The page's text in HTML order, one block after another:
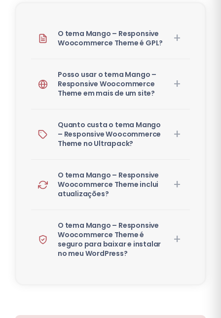
O tema Mango – Responsive
Woocommerce Theme é GPL?
Posso usar o tema Mango –
Responsive Woocommerce
Theme em mais de um site?
Quanto custa o tema Mango
– Responsive Woocommerce
Theme no Ultrapack?
O tema Mango – Responsive
Woocommerce Theme inclui
atualizações?
O tema Mango – Responsive
Woocommerce Theme é
seguro para baixar e instalar
no meu WordPress?